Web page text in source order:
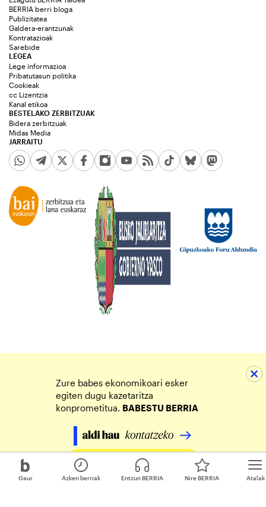
Gaur Atalak
Azken berriak Entzun BERRIA Nire BERRIA
BERRIA berri bloga
Publizitatea
Galdera-erantzunak
Kontratazioak
Sarebide
JARRAITU
LEGEA
Lege informazioa
Pribatutasun politika
Cookieak
cc Lizentzia
Kanal etikoa
BESTELAKO ZERBITZUAK
Bidera zerbitzuak
Midas Media
Zure babes ekonomikoari esker
egiten dugu kazetaritza
konprometitua. BABESTU BERRIA
Egin zure ekarpena